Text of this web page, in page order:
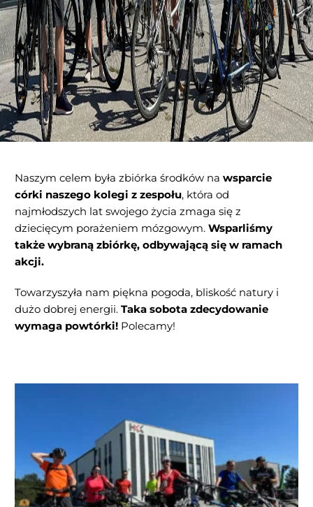
Naszym celem była zbiórka środków na wsparcie
córki naszego kolegi z zespołu, która od
najmłodszych lat swojego życia zmaga się z
dziecięcym porażeniem mózgowym. Wsparliśmy
także wybraną zbiórkę, odbywającą się w ramach
akcji.
Towarzyszyła nam piękna pogoda, bliskość natury i
dużo dobrej energii. Taka sobota zdecydowanie
wymaga powtórki!Polecamy!